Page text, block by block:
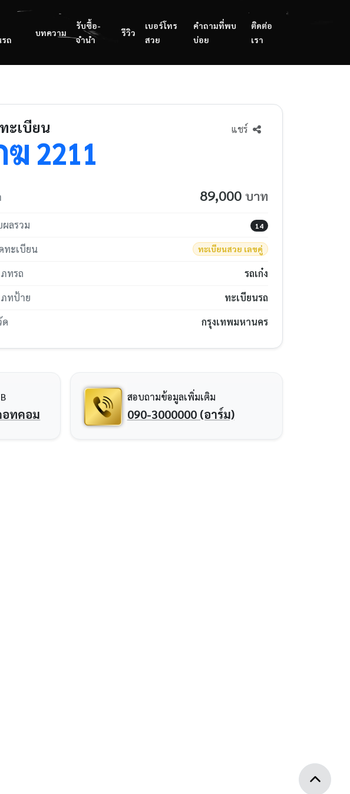
ถ
บทความ
รับซื้อ-
จำนำ
รีวิว
เบอร์โทร
สวย
คำถามที่พบ
บ่อย
ติดต่อ
เรา
ะเบียน
ฆ 2211
แชร์
89,000 บาท
ลรวม 14
ทะเบียน ทะเบียนสวย เลขคู่
ทรถ
รถเก๋ง
ภทป้าย
ทะเบียนรถ
ด
กรุงเทพมหานคร
อทคอม
สอบถามข้อมูลเพิ่มเติม
090-3000000 (อาร์ม)